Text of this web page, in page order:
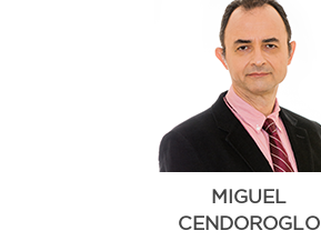
MIGUEL
CENDOROGLO